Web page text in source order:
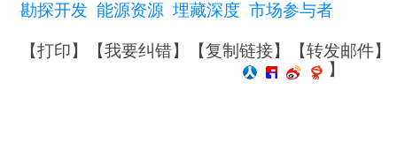
勘探开发 能源资源 埋藏深度 市场参与者
【打印】【我要纠错】【复制链接】【转发邮件】
】